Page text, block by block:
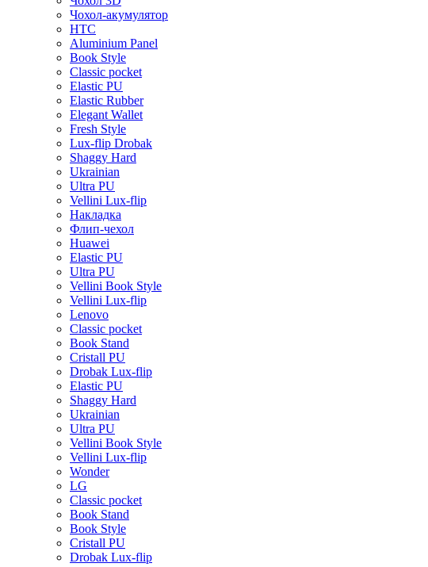
Чохол-акумулятор
HTC
Aluminium Panel
Book Style
Classic pocket
Elastic PU
Elastic Rubber
Elegant Wallet
Fresh Style
Lux-flip Drobak
Shaggy Hard
Ukrainian
Ultra PU
Vellini Lux-flip
Накладка
Флип-чехол
Huawei
Elastic PU
Ultra PU
Vellini Book Style
Vellini Lux-flip
Lenovo
Classic pocket
Book Stand
Cristall PU
Drobak Lux-flip
Elastic PU
Shaggy Hard
Ukrainian
Ultra PU
Vellini Book Style
Vellini Lux-flip
Wonder
LG
Classic pocket
Book Stand
Book Style
Cristall PU
Drobak Lux-flip